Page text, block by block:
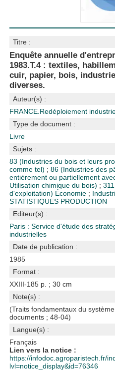
Titre :
Enquête annuelle
1983.T.4 : textiles,
cuir, papier, bois,
diverses.
Auteur(s) :
FRANCE.Redéploiement
Type de document :
Livre
Sujets :
83 (Industries du bois et leurs
comme tel) ;86 (Industries des
entièrement ou partiellement
Utilisation chimique du bois) ;
d'exploitation) Économie ;
STATISTIQUES PRODUCTION
Editeur(s) :
Paris : Service d'étude des
industrielles
Date de publication :
1985
Format :
XXIII-185 p. ; 30 cm
Note(s) :
(Traits fondamentaux du
documents ; 48-04)
Langue(s) :
Français
Lien vers la notice :
https://infodoc.agroparistech.fr/
lvl=notice_display&id=76346